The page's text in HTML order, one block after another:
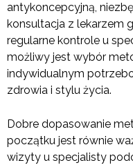
antykoncepcyjną,
konsultacja z lekarzem
regularne kontrole u
możliwy jest wybór
indywidualnym
zdrowia i stylu życia.
Dobre dopasowanie
początku jest równie
wizyty u specjalisty